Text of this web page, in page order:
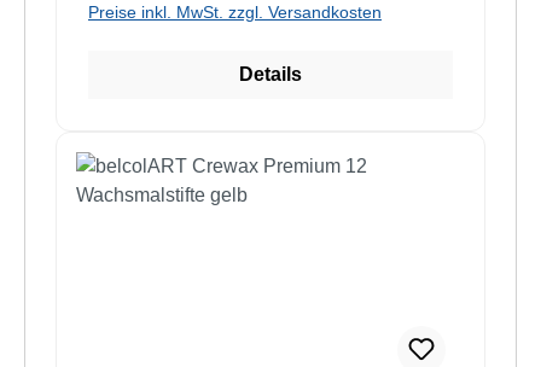
Preise inkl. MwSt. zzgl. Versandkosten
Details